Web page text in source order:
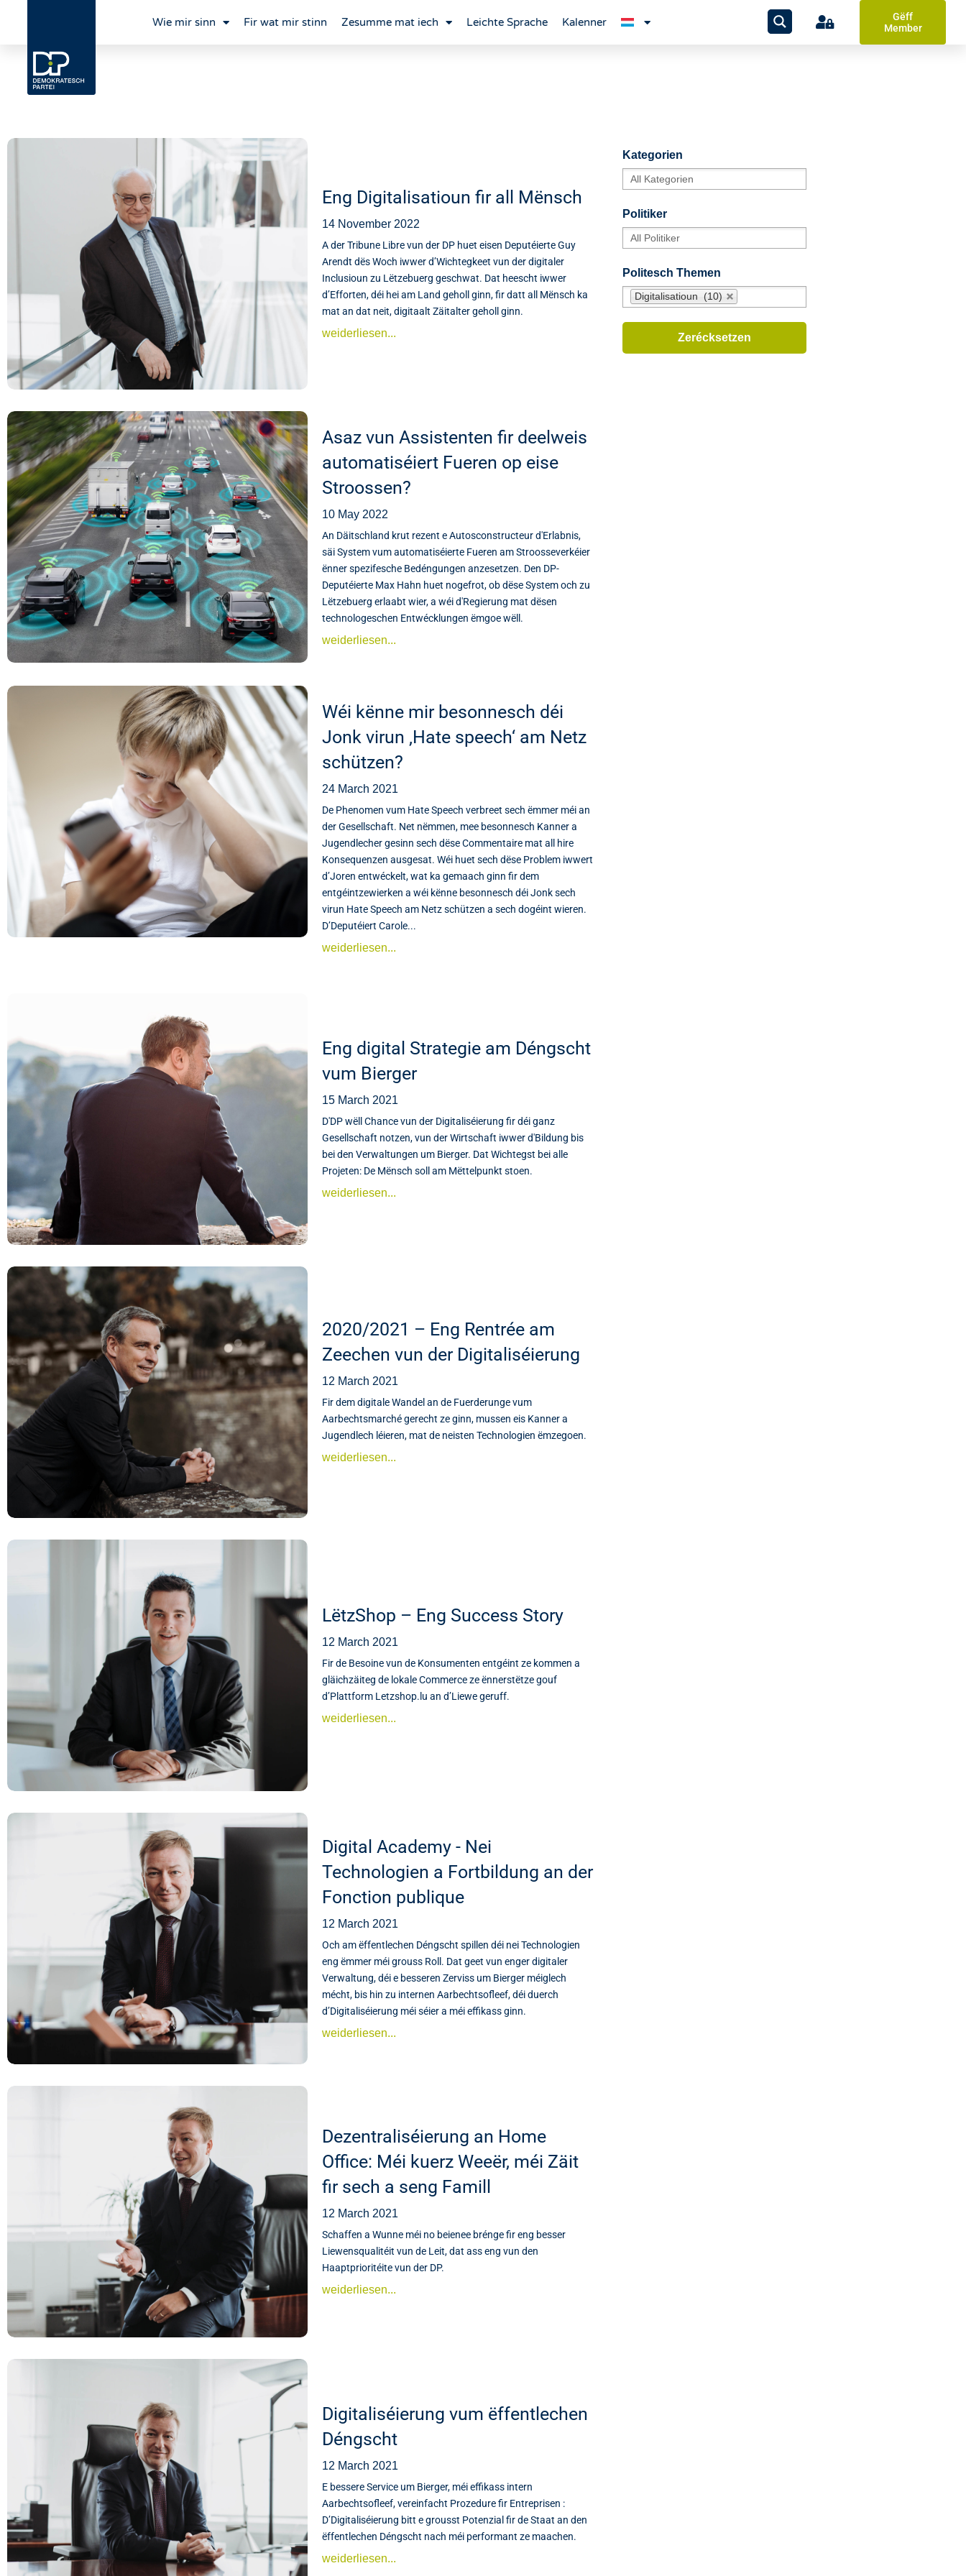
Wie mir sinn Fir wat mir stinn Zesumme mat iech Leichte Sprache Kalenner
Gëff
Member
Eng Digitalisatioun fir all Mënsch
14 November 2022
A der Tribune Libre vun der DP huet eisen Deputéierte Guy
Arendt dës Woch iwwer d’Wichtegkeet vun der digitaler
Inclusioun zu Lëtzebuerg geschwat. Dat heescht iwwer
d’Efforten, déi hei am Land geholl ginn, fir datt all Mënsch ka
mat an dat neit, digitaalt Zäitalter geholl ginn.
weiderliesen...
Asaz vun Assistenten fir deelweis
automatiséiert Fueren op eise
Stroossen?
10 May 2022
An Däitschland krut rezent e Autosconstructeur d'Erlabnis,
säi System vum automatiséierte Fueren am Stroosseverkéier
ënner spezifesche Bedéngungen anzesetzen. Den DP-
Deputéierte Max Hahn huet nogefrot, ob dëse System och zu
Lëtzebuerg erlaabt wier, a wéi d'Regierung mat dësen
technologeschen Entwécklungen ëmgoe wëll.
weiderliesen...
Wéi kënne mir besonnesch déi
Jonk virun ‚Hate speech‘ am Netz
schützen?
24 March 2021
De Phenomen vum Hate Speech verbreet sech ëmmer méi an
der Gesellschaft. Net nëmmen, mee besonnesch Kanner a
Jugendlecher gesinn sech dëse Commentaire mat all hire
Konsequenzen ausgesat. Wéi huet sech dëse Problem iwwert
d’Joren entwéckelt, wat ka gemaach ginn fir dem
entgéintzewierken a wéi kënne besonnesch déi Jonk sech
virun Hate Speech am Netz schützen a sech dogéint wieren.
D’Deputéiert Carole...
weiderliesen...
Eng digital Strategie am Déngscht
vum Bierger
15 March 2021
D'DP wëll Chance vun der Digitaliséierung fir déi ganz
Gesellschaft notzen, vun der Wirtschaft iwwer d'Bildung bis
bei den Verwaltungen um Bierger. Dat Wichtegst bei alle
Projeten: De Mënsch soll am Mëttelpunkt stoen.
weiderliesen...
2020/2021 – Eng Rentrée am
Zeechen vun der Digitaliséierung
12 March 2021
Fir dem digitale Wandel an de Fuerderunge vum
Aarbechtsmarché gerecht ze ginn, mussen eis Kanner a
Jugendlech léieren, mat de neisten Technologien ëmzegoen.
weiderliesen...
LëtzShop – Eng Success Story
12 March 2021
Fir de Besoine vun de Konsumenten entgéint ze kommen a
gläichzäiteg de lokale Commerce ze ënnerstëtze gouf
d’Plattform Letzshop.lu an d’Liewe geruff.
weiderliesen...
Digital Academy - Nei
Technologien a Fortbildung an der
Fonction publique
12 March 2021
Och am ëffentlechen Déngscht spillen déi nei Technologien
eng ëmmer méi grouss Roll. Dat geet vun enger digitaler
Verwaltung, déi e besseren Zerviss um Bierger méiglech
mécht, bis hin zu internen Aarbechtsofleef, déi duerch
d’Digitaliséierung méi séier a méi effikass ginn.
weiderliesen...
Dezentraliséierung an Home
Office: Méi kuerz Weeër, méi Zäit
fir sech a seng Famill
12 March 2021
Schaffen a Wunne méi no beienee brénge fir eng besser
Liewensqualitéit vun de Leit, dat ass eng vun den
Haaptprioritéite vun der DP.
weiderliesen...
Digitaliséierung vum ëffentlechen
Déngscht
12 March 2021
E bessere Service um Bierger, méi effikass intern
Aarbechtsofleef, vereinfacht Prozedure fir Entreprisen :
D’Digitaliséierung bitt e grousst Potenzial fir de Staat an den
ëffentlechen Déngscht nach méi performant ze maachen.
weiderliesen...
Kategorien
Politiker
Politesch Themen
Digitalisatioun (10)